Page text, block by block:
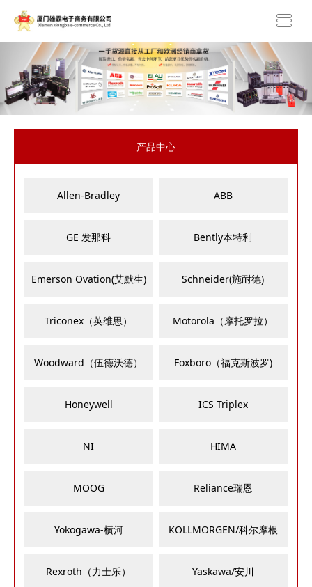
产品中心
Allen-Bradley ABB
GE 发那科 Bently本特利
Emerson Ovation(艾默生) Schneider(施耐德)
Triconex（英维思） Motorola（摩托罗拉）
Woodward（伍德沃德） Foxboro（福克斯波罗)
Honeywell ICS Triplex
NI HIMA
MOOG Reliance瑞恩
Yokogawa-横河 KOLLMORGEN/科尔摩根
Rexroth（力士乐） Yaskawa/安川